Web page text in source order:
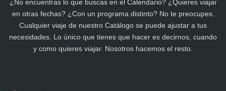
¿No encuentras lo que buscas en el Calendario? ¿Quieres viajar
en otras fechas? ¿Con un programa distinto? No te preocupes.
Cualquier viaje de nuestro Catálogo se puede ajustar a tus
necesidades. Lo único que tienes que hacer es decirnos, cuando
y como quieres viajar. Nosotros hacemos el resto.